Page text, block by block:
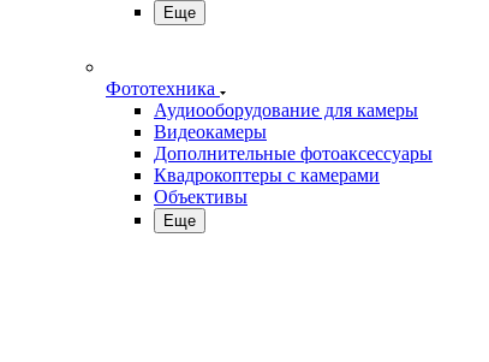
Еще
Фототехника
Аудиооборудование для камеры
Видеокамеры
Дополнительные фотоаксессуары
Квадрокоптеры с камерами
Объективы
Еще